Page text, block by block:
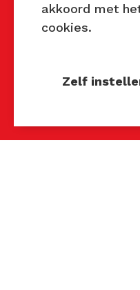
Contact
John van Mierlo
akkoord met
cookies.
Zelf